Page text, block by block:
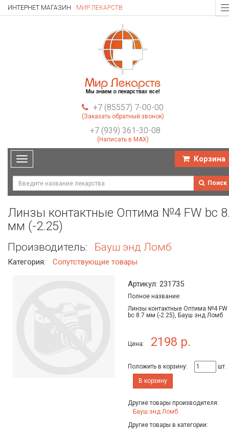
ИНТЕРНЕТ МАГАЗИН МИР ЛЕКАРСТВ
+7 (85557) 7-00-00
(Заказать обратный звонок)
+7 (939) 361-30-08
(Написать в MAX)
Toggle
navigation
Корзина
Поиск
Линзы контактные Оптима №4 FW bc
мм (-2.25)
Производитель: Бауш энд Ломб
Категория: Сопутствующие товары
Артикул: 231735
Полное название:
Линзы контактные Оптима №4 FW
bc 8.7 мм (-2.25), Бауш энд Ломб
Цена: 2198 р.
Положить в корзину:
шт.
В корзину
Другие товары производителя:
Бауш энд Ломб
Другие товары в категории: